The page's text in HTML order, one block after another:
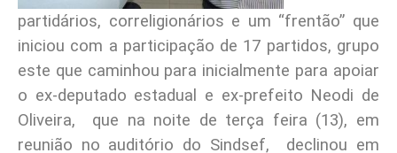
partidários, correligionários e um “frentão” que
iniciou com a participação de 17 partidos, grupo
este que caminhou para inicialmente para apoiar
o ex-deputado estadual e ex-prefeito Neodi de
Oliveira, que na noite de terça feira (13), em
reunião no auditório do Sindsef, declinou em